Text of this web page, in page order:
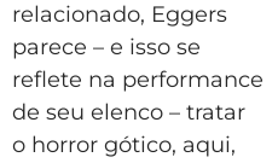
relacionado, Eggers
parece – e isso se
reflete na performance
de seu elenco – tratar
o horror gótico, aqui,